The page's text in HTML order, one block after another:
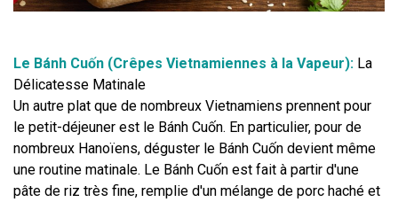
Le Bánh Cuốn (Crêpes Vietnamiennes à la Vapeur): La
Délicatesse Matinale
Un autre plat que de nombreux Vietnamiens prennent pour
le petit-déjeuner est le Bánh Cuốn. En particulier, pour de
nombreux Hanoïens, déguster le Bánh Cuốn devient même
une routine matinale. Le Bánh Cuốn est fait à partir d'une
pâte de riz très fine, remplie d'un mélange de porc haché et